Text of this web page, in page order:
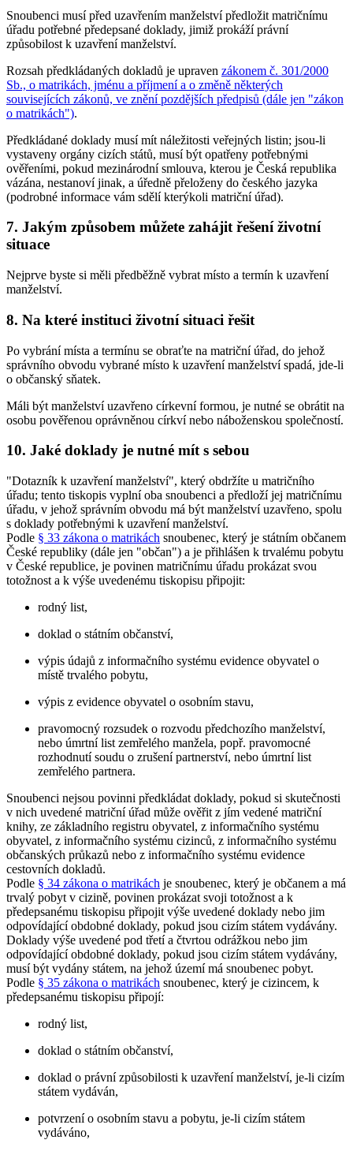
Snoubenci musí před uzavřením manželství předložit matričnímu
úřadu potřebné předepsané doklady, jimiž prokáží právní
způsobilost k uzavření manželství.
Rozsah předkládaných dokladů je upraven zákonem č. 301/2000
Sb., o matrikách, jménu a příjmení a o změně některých
souvisejících zákonů, ve znění pozdějších předpisů (dále jen "zákon
o matrikách").
Předkládané doklady musí mít náležitosti veřejných listin; jsou-li
vystaveny orgány cizích států, musí být opatřeny potřebnými
ověřeními, pokud mezinárodní smlouva, kterou je Česká republika
vázána, nestanoví jinak, a úředně přeloženy do českého jazyka
(podrobné informace vám sdělí kterýkoli matriční úřad).
7. Jakým způsobem můžete zahájit řešení životní
situace
Nejprve byste si měli předběžně vybrat místo a termín k uzavření
manželství.
8. Na které instituci životní situaci řešit
Po vybrání místa a termínu se obraťte na matriční úřad, do jehož
správního obvodu vybrané místo k uzavření manželství spadá, jde-li
o občanský sňatek.
Máli být manželství uzavřeno církevní formou, je nutné se obrátit na
osobu pověřenou oprávněnou církví nebo náboženskou společností.
10. Jaké doklady je nutné mít s sebou
"Dotazník k uzavření manželství", který obdržíte u matričního
úřadu; tento tiskopis vyplní oba snoubenci a předloží jej matričnímu
úřadu, v jehož správním obvodu má být manželství uzavřeno, spolu
s doklady potřebnými k uzavření manželství.
Podle § 33 zákona o matrikách snoubenec, který je státním občanem
České republiky (dále jen "občan") a je přihlášen k trvalému pobytu
v České republice, je povinen matričnímu úřadu prokázat svou
totožnost a k výše uvedenému tiskopisu připojit:
rodný list,
doklad o státním občanství,
výpis údajů z informačního systému evidence obyvatel o
místě trvalého pobytu,
výpis z evidence obyvatel o osobním stavu,
pravomocný rozsudek o rozvodu předchozího manželství,
nebo úmrtní list zemřelého manžela, popř. pravomocné
rozhodnutí soudu o zrušení partnerství, nebo úmrtní list
zemřelého partnera.
Snoubenci nejsou povinni předkládat doklady, pokud si skutečnosti
v nich uvedené matriční úřad může ověřit z jím vedené matriční
knihy, ze základního registru obyvatel, z informačního systému
obyvatel, z informačního systému cizinců, z informačního systému
občanských průkazů nebo z informačního systému evidence
cestovních dokladů.
Podle § 34 zákona o matrikách je snoubenec, který je občanem a má
trvalý pobyt v cizině, povinen prokázat svoji totožnost a k
předepsanému tiskopisu připojit výše uvedené doklady nebo jim
odpovídající obdobné doklady, pokud jsou cizím státem vydávány.
Doklady výše uvedené pod třetí a čtvrtou odrážkou nebo jim
odpovídající obdobné doklady, pokud jsou cizím státem vydávány,
musí být vydány státem, na jehož území má snoubenec pobyt.
Podle § 35 zákona o matrikách snoubenec, který je cizincem, k
předepsanému tiskopisu připojí:
rodný list,
doklad o státním občanství,
doklad o právní způsobilosti k uzavření manželství, je-li cizím
státem vydáván,
potvrzení o osobním stavu a pobytu, je-li cizím státem
vydáváno,